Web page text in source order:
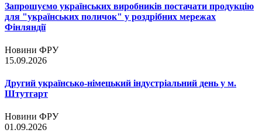
Запрошуємо українських виробників постачати продукцію
для "українських поличок" у роздрібних мережах
Фінляндії
Новини ФРУ
15.09.2026
Другий українсько-німецький індустріальний день у м.
Штутгарт
Новини ФРУ
01.09.2026